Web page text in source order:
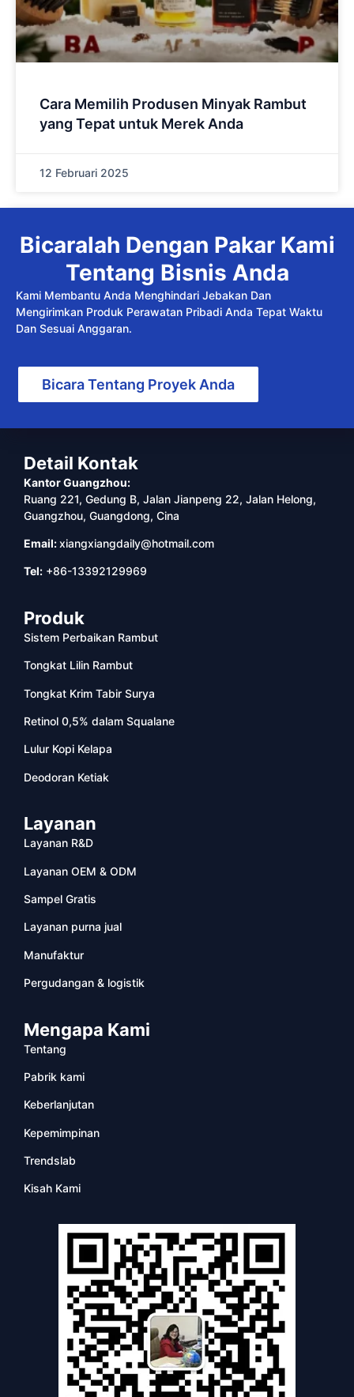
Cara Memilih Produsen Minyak Rambut
yang Tepat untuk Merek Anda
12 Februari 2025
Bicaralah Dengan Pakar Kami
Tentang Bisnis Anda
Kami Membantu Anda Menghindari Jebakan Dan
Mengirimkan Produk Perawatan Pribadi Anda Tepat Waktu
Dan Sesuai Anggaran.
Bicara Tentang Proyek Anda
Detail Kontak
Kantor Guangzhou:
Ruang 221, Gedung B, Jalan Jianpeng 22, Jalan Helong,
Guangzhou, Guangdong, Cina
Email:xiangxiangdaily@hotmail.com
Tel: +86-13392129969
Produk
Sistem Perbaikan Rambut
Tongkat Lilin Rambut
Tongkat Krim Tabir Surya
Retinol 0,5% dalam Squalane
Lulur Kopi Kelapa
Deodoran Ketiak
Layanan
Layanan R&D
Layanan OEM & ODM
Sampel Gratis
Layanan purna jual
Manufaktur
Pergudangan & logistik
Mengapa Kami
Tentang
Pabrik kami
Keberlanjutan
Kepemimpinan
Trendslab
Kisah Kami